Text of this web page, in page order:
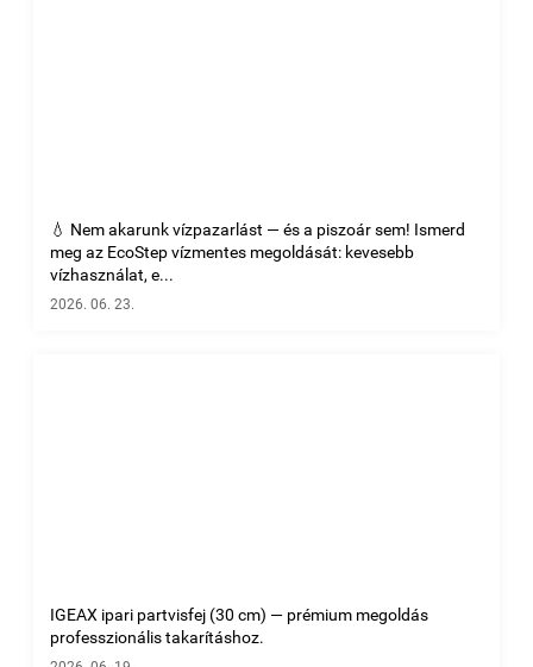
💧 Nem akarunk vízpazarlást — és a piszoár sem! Ismerd
meg az EcoStep vízmentes megoldását: kevesebb
vízhasználat, e...
2026. 06. 23.
IGEAX ipari partvisfej (30 cm) — prémium megoldás
professzionális takarításhoz.